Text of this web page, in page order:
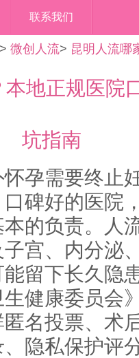
联系我们
> 微创人流> 昆明人流哪
地正规医院
坑指南
孕需要终止
碑好的医院
的负责。人
宫、内分泌
留下长久隐
健康委员会
名投票、术
隐私保护评